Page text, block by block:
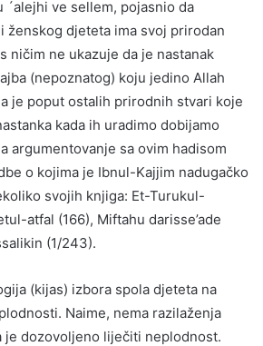
´alejhi ve sellem, pojasnio da
ženskog djeteta ima svoj prirodan
ničim ne ukazuje da je nastanak
(nepoznatog) koju jedino Allah
je poput ostalih prirodnih stvari koje
kada ih uradimo dobijamo
argumentovanje sa ovim hadisom
o kojima je Ibnul-Kajjim nadugačko
svojih knjiga: Et-Turukul-
atfal (166), Miftahu darisse’ade
(1/243).
(kijas) izbora spola djeteta na
Naime, nema razilaženja
je dozovoljeno liječiti neplodnost.